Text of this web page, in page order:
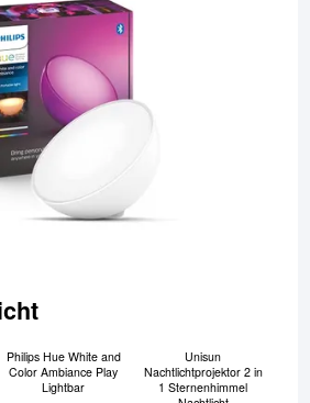
Philips Hue White and
Color Ambiance Play
Lightbar
Unisun
Nachtlichtprojektor 2 in
1 Sternenhimmel